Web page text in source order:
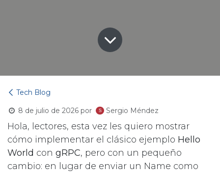
Tech Blog
8 de julio de 2026 por Sergio Méndez
Hola, lectores, esta vez les quiero mostrar
cómo implementar el clásico ejemplo Hello
World con gRPC, pero con un pequeño
cambio: en lugar de enviar un Name como